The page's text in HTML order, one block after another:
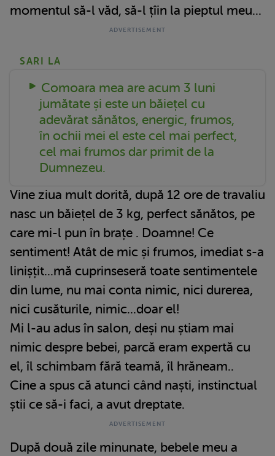
momentul să-l văd, să-l țîin la pieptul meu...
SARI LA
Comoara mea are acum 3 luni
jumătate și este un băiețel cu
adevărat sănătos, energic, frumos,
în ochii mei el este cel mai perfect,
cel mai frumos dar primit de la
Dumnezeu.
Vine ziua mult dorită, după 12 ore de travaliu
nasc un băiețel de 3 kg, perfect sănătos, pe
care mi-l pun în brațe . Doamne! Ce
sentiment! Atât de mic și frumos, imediat s-a
linișțit...mă cuprinseseră toate sentimentele
din lume, nu mai conta nimic, nici durerea,
nici cusăturile, nimic...doar el!
Mi l-au adus în salon, deși nu știam mai
nimic despre bebei, parcă eram expertă cu
el, îl schimbam fără teamă, îl hrăneam..
Cine a spus că atunci când naști, instinctual
știi ce să-i faci, a avut dreptate.
După două zile minunate, bebele meu a